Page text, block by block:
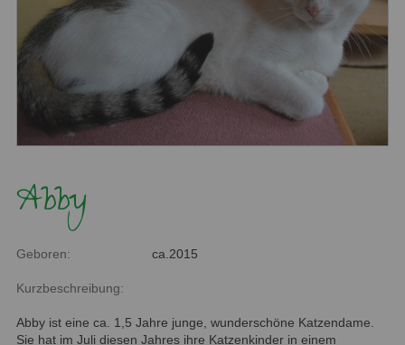
Abby
Geboren: ca.2015
Kurzbeschreibung:
Abby ist eine ca. 1,5 Jahre junge, wunderschöne Katzendame.
Sie hat im Juli diesen Jahres ihre Katzenkinder in einem